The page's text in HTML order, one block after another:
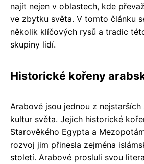
najít nejen v oblastech, kde
ve zbytku světa. V tomto článku
několik klíčových rysů a tradic
skupiny lidí.
Historické kořeny
Arabové jsou jednou z nejstarších
kultur světa. Jejich historické
Starověkého Egypta a
rozvoj jim přinesla zejména
století. Arabové prosluli svou